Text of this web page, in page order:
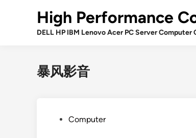
High Performance
DELL HP IBM Lenovo Acer PC Server Computer
暴风影音
Computer